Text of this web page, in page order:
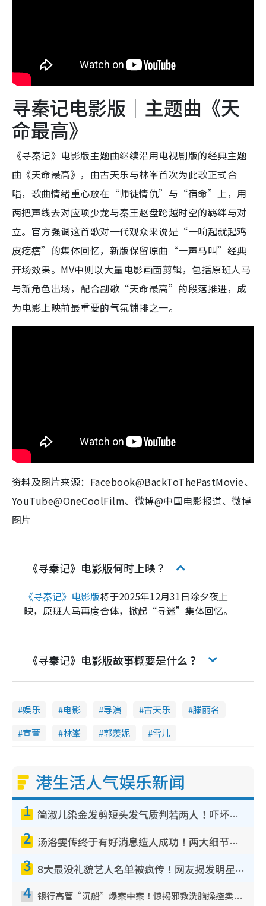
寻秦记电影版｜主题曲《天
命最高》
《寻秦记》电影版主题曲继续沿用电视剧版的经典主题
曲《天命最高》，由古天乐与林峯首次为此歌正式合
唱，歌曲情绪重心放在“师徒情仇”与“宿命”上，用
两把声线去对应项少龙与秦王赵盘跨越时空的羁绊与对
立。​官方强调这首歌对一代观众来说是“一响起就起鸡
皮疙瘩”的集体回忆，新版保留原曲“一声马叫”经典
开场效果。MV中则以大量电影画面剪辑，包括原班人马
与新角色出场，配合副歌“天命最高”的段落推进，成
为电影上映前最重要的气氛铺排之一。​
资料及图片来源：Facebook@BackToThePastMovie、
YouTube@OneCoolFilm、微博@中国电影报道、微博
图片
《寻秦记》电影版何时上映？
《寻秦记》电影版将于2025年12月31日除夕夜上
映，原班人马再度合体，掀起“寻迷”集体回忆。
《寻秦记》电影版故事概要是什么？
娱乐 电影 导演 古天乐
滕丽名
宣萱
林峯 郭羡妮 雪儿
港生活人气娱乐新闻
1 简淑儿染金发剪短头发气质判若两人！吓坏老公麦大力都认不出：“你做什么？”
2 汤洛雯传终于有好消息造人成功！两大细节曝孕味极浓引猜测：大肚婆先会咁！
3 8大最没礼貌艺人名单被疯传！网友揭发明星真面目，一致数落这一位是无品天花板？
4 银行高管“沉船”爆案中案！惊揭邪教洗脑操控卖淫被吞600万，幕后黑手讲多错多